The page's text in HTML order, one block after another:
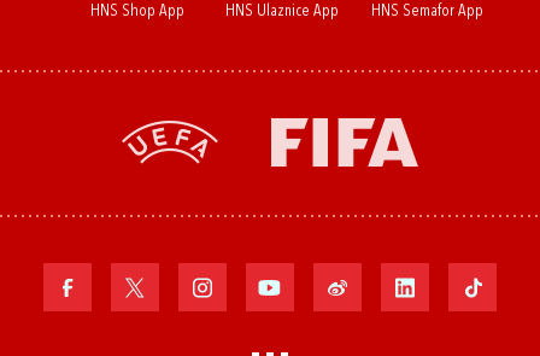
HNS Shop App HNS Ulaznice App HNS Semafor App